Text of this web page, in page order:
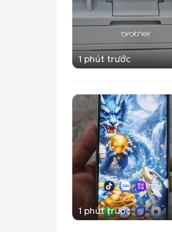
1 phút trước
1 phút trước